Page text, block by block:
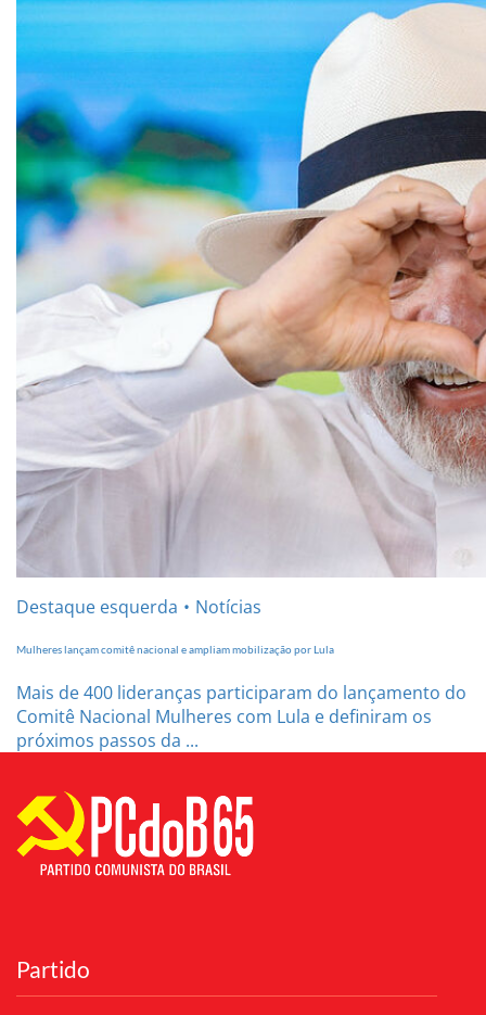
Destaque esquerda Notícias
Mulheres lançam comitê nacional e ampliam mobilização por Lula
Mais de 400 lideranças participaram do lançamento do
Comitê Nacional Mulheres com Lula e definiram os
próximos passos da ...
Partido